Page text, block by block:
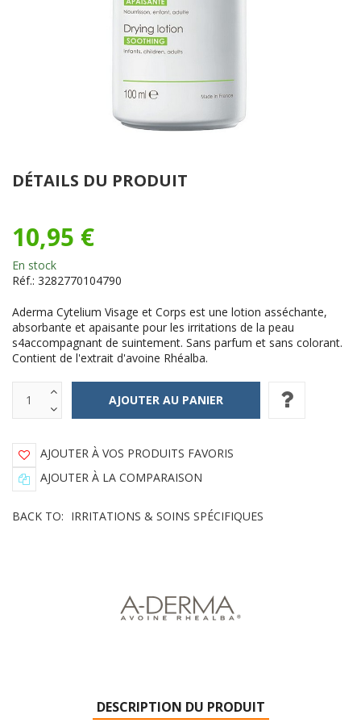
DÉTAILS DU PRODUIT
10,95 €
En stock
Réf.: 3282770104790
Aderma Cytelium Visage et Corps est une lotion asséchante,
absorbante et apaisante pour les irritations de la peau
s4accompagnant de suintement. Sans parfum et sans colorant.
Contient de l'extrait d'avoine Rhéalba.
AJOUTER À VOS PRODUITS FAVORIS
AJOUTER À LA COMPARAISON
BACK TO: IRRITATIONS & SOINS SPÉCIFIQUES
DESCRIPTION DU PRODUIT